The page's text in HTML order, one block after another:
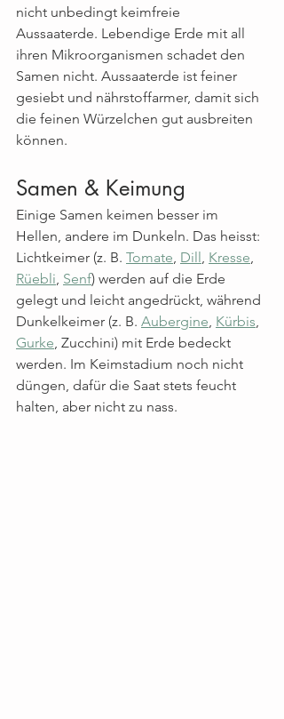
nicht unbedingt keimfreie
Aussaaterde. Lebendige Erde mit all
ihren Mikroorganismen schadet den
Samen nicht. Aussaaterde ist feiner
gesiebt und nährstoffarmer, damit sich
die feinen Würzelchen gut ausbreiten
können.
Samen & Keimung
Einige Samen keimen besser im
Hellen, andere im Dunkeln. Das heisst:
Lichtkeimer (z. B. Tomate Dill Kresse
Rüebli Senf) werden auf die Erde
gelegt und leicht angedrückt, während
Dunkelkeimer (z. B. Aubergine Kürbis
Gurke , Zucchini) mit Erde bedeckt
werden. Im Keimstadium noch nicht
düngen, dafür die Saat stets feucht
halten, aber nicht zu nass.